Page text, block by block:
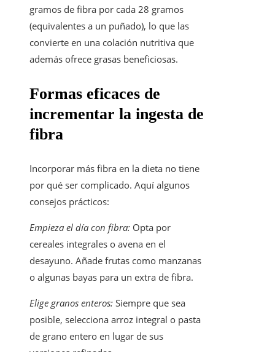
gramos de fibra por cada 28 gramos
(equivalentes a un puñado), lo que las
convierte en una colación nutritiva que
además ofrece grasas beneficiosas.
Formas eficaces de
incrementar la ingesta de
fibra
Incorporar más fibra en la dieta no tiene
por qué ser complicado. Aquí algunos
consejos prácticos:
Empieza el día con fibra: Opta por
cereales integrales o avena en el
desayuno. Añade frutas como manzanas
o algunas bayas para un extra de fibra.
Elige granos enteros: Siempre que sea
posible, selecciona arroz integral o pasta
de grano entero en lugar de sus